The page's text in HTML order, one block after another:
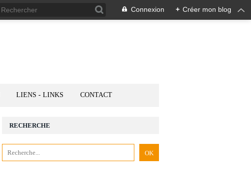
Connexion + Créer mon blog
LIENS - LINKS CONTACT
RECHERCHE